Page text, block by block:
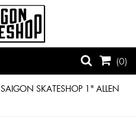
(0)
SAIGON SKATESHOP 1" ALLEN